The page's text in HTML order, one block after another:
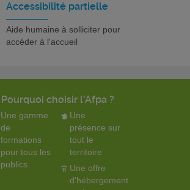
Accessibilité partielle
Aide humaine à solliciter pour
accéder à l'accueil
Pourquoi choisir l'Afpa ?
Une gamme
de
formations
pour tous les
publics
Une
présence sur
tout le
territoire
Une offre
d'hébergement